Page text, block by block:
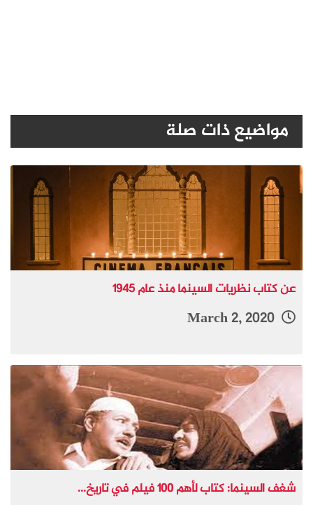
مواضيع ذات صلة
عن كتاب نظريات السينما منذ عام 1945
شغف السينما: كتاب لأهم 100 فيلم في تاريخ...